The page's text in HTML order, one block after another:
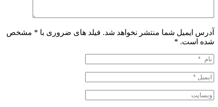
آدرس ایمیل شما منتشر نخواهد شد. فیلد های ضروری با * مشخص
شده است. *